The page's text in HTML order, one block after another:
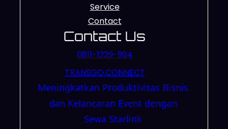
Service
Contact
Contact Us
0811-1229-994
TRANSGO.CONNECT
Meningkatkan Produktivitas Bisnis
dan Kelancaran Event dengan
Sewa Starlink